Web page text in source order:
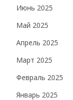
Июнь 2025
Май 2025
Апрель 2025
Март 2025
Февраль 2025
Январь 2025